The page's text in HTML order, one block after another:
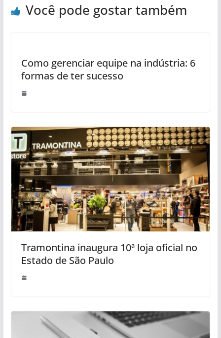
Você pode gostar também
Como gerenciar equipe na indústria: 6
formas de ter sucesso
Tramontina inaugura 10ª loja oficial no
Estado de São Paulo